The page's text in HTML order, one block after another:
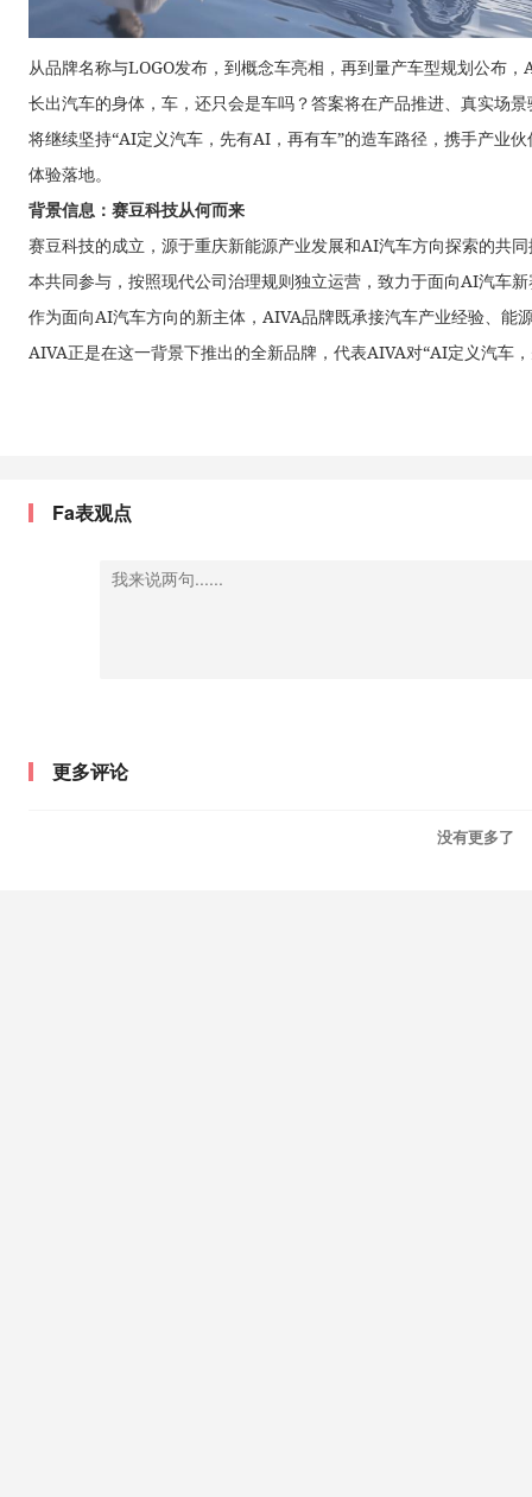
从品牌名称与LOGO发布，到概念车亮相，再到量产车型规划公布
长出汽车的身体，车，还只会是车吗？答案将在产品推进、真实场
将继续坚持“AI定义汽车，先有AI，再有车”的造车路径，携手产业
体验落地。
背景信息：赛豆科技从何而来
赛豆科技的成立，源于重庆新能源产业发展和AI汽车方向探索的共
本共同参与，按照现代公司治理规则独立运营，致力于面向AI汽车
作为面向AI汽车方向的新主体，AIVA品牌既承接汽车产业经验、能
AIVA正是在这一背景下推出的全新品牌，代表AIVA对“AI定义汽车
Fa表观点
更多评论
没有更多了